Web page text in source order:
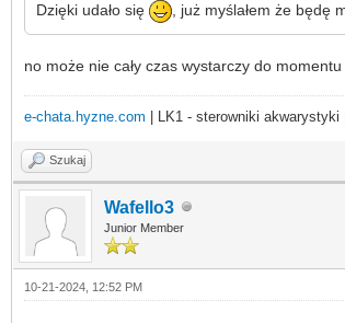
Dzięki udało się , już myślałem że
no może nie cały czas wystarczy do
e-chata.hyzne.com | LK1 - sterowniki
Szukaj
Wafello3
Junior Member
10-21-2024, 12:52 PM